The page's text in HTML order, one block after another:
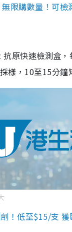
限購數量！可
原快速檢測盒
樣，10至15分鐘
！低至$15/支